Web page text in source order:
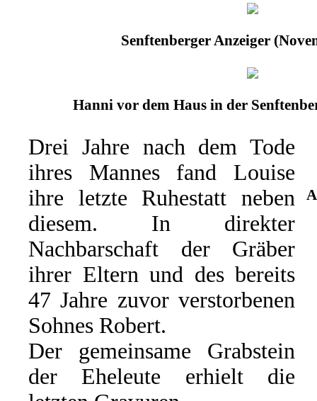
Senftenberger Anzeiger
Hanni vor dem Haus in der
Drei Jahre nach dem Tode
ihres Mannes fand Louise
ihre letzte Ruhestatt neben
diesem. In direkter
Nachbarschaft der Gräber
ihrer Eltern und des bereits
47 Jahre zuvor verstorbenen
Sohnes Robert.
Der gemeinsame Grabstein
der Eheleute erhielt die